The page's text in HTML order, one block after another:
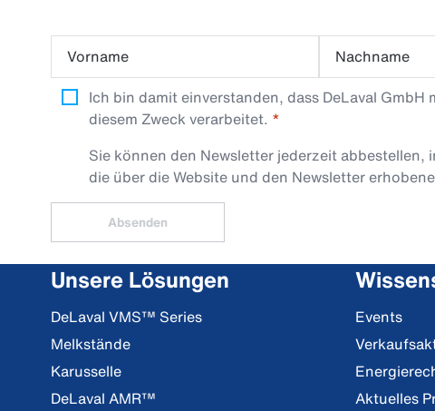
Vorname Nachname
Ich bin damit einverstanden, dass DeLaval
diesem Zweck verarbeitet.
Sie können den Newsletter jederzeit
die über die Website und den Newsletter
Absenden
Unsere Lösungen
DeLaval VMS™ Series
Melkstände
Karusselle
DeLaval AMR™
Events
Aktuelles